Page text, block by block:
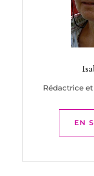
Rédactrice
EN